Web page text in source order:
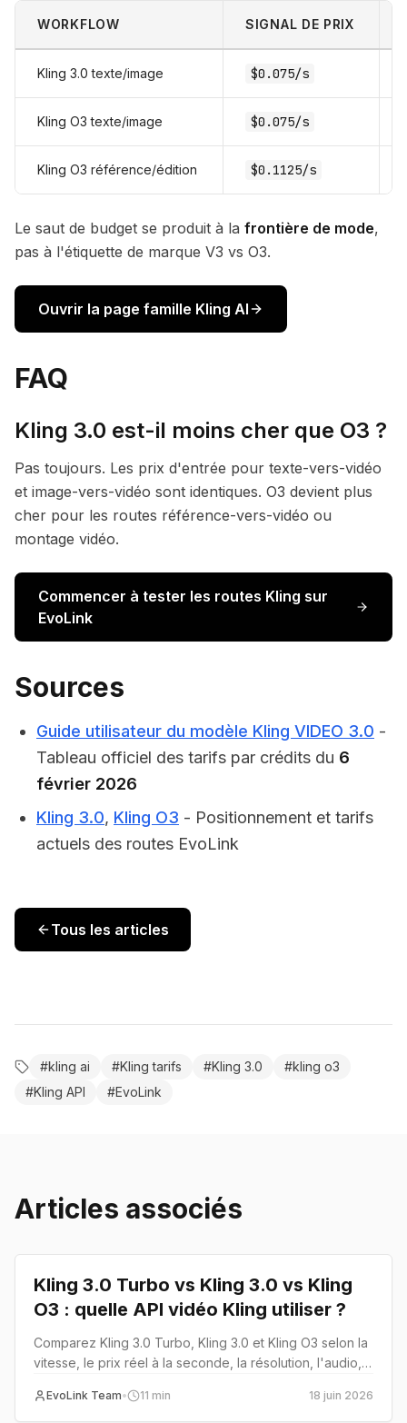
WORKFLOW SIGNAL DE PRIX
Kling 3.0 texte/image $0.075/s
Kling O3 texte/image $0.075/s
Kling O3 référence/édition $0.1125/s
Le saut de budget se produit à la frontière de mode,
pas à l'étiquette de marque V3 vs O3.
Ouvrir la page famille Kling AI
FAQ
Kling 3.0 est-il moins cher que O3 ?
Pas toujours. Les prix d'entrée pour texte-vers-vidéo
et image-vers-vidéo sont identiques. O3 devient plus
cher pour les routes référence-vers-vidéo ou
montage vidéo.
Commencer à tester les routes Kling sur
EvoLink
Sources
Guide utilisateur du modèle Kling VIDEO 3.0 -
Tableau officiel des tarifs par crédits du 6
février 2026
Kling 3.0, Kling O3 - Positionnement et tarifs
actuels des routes EvoLink
Tous les articles
#kling ai #Kling tarifs #Kling 3.0 #kling o3
#Kling API #EvoLink
Articles associés
Kling 3.0 Turbo vs Kling 3.0 vs Kling
O3 : quelle API vidéo Kling utiliser ?
Comparez Kling 3.0 Turbo, Kling 3.0 et Kling O3 selon la
vitesse, le prix réel à la seconde, la résolution, l'audio,
routage en production sur EvoLink.
EvoLink Team• 11 min
18 juin 2026
Comparison